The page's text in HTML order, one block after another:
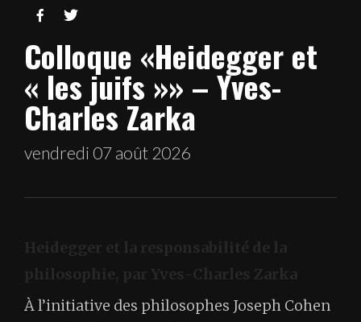
 
Colloque «Heidegger et
« les juifs »» – Yves-
Charles Zarka
vendredi 07 août 2026
Heidegger et la responsabilité de la
philosophie, par Yves-Charles Zarka
À l’initiative des philosophes Joseph Cohen